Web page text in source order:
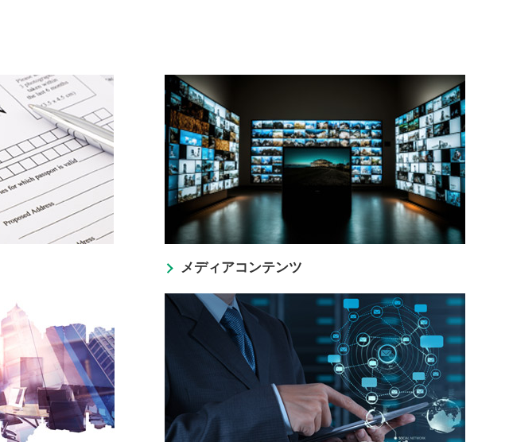
メディアコンテンツ